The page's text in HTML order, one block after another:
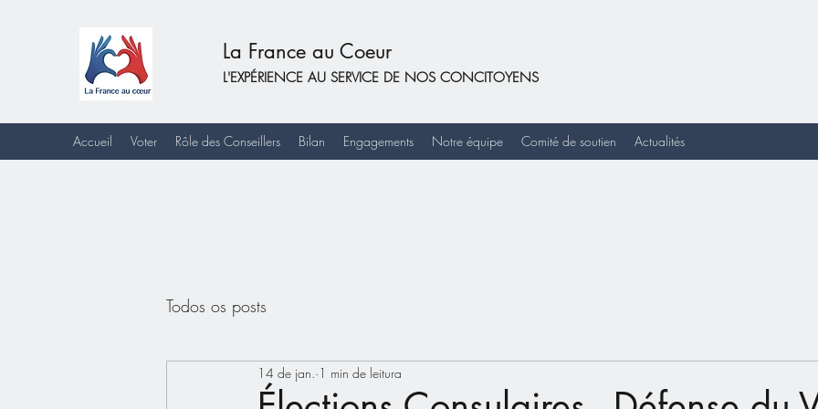
La France au Coeur
L'EXPÉRIENCE AU SERVICE DE NOS CONCITOYENS
Accueil Voter Rôle des Conseillers Bilan Engagements Notre équipe Comité de soutien Actualités
Todos os posts
14 de jan. 1 min de leitura